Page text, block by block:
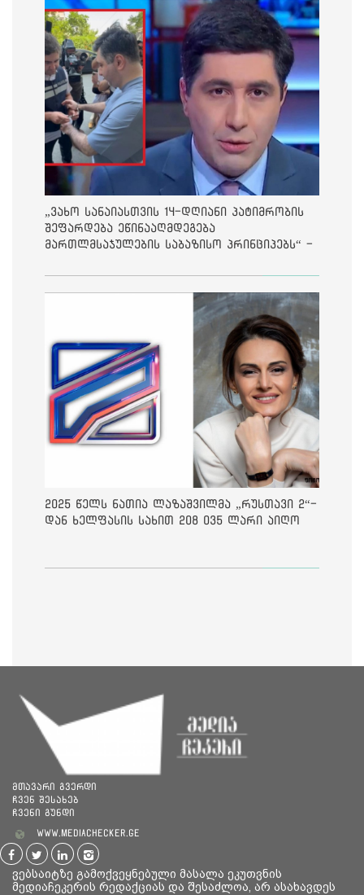
„ვახო სანაიასთვის 14-დღიანი პატიმრობის
შეფარდება ეწინააღმდეგება
მართლმსაჯულების საბაზისო პრინციპებს“ -
2025 წელს ნათია ლაზაშვილმა „რუსთავი 2“-
დან ხელფასის სახით 208 035 ლარი აიღო
მთავარი გვერდი
ჩვენ შესახებ
ჩვენი გუნდი
www.mediachecker.ge
ვებსაიტზე გამოქვეყნებული მასალა ეკუთვნის
მედიაჩეკერის რედაქციას და შესაძლოა, არ ასახავდეს